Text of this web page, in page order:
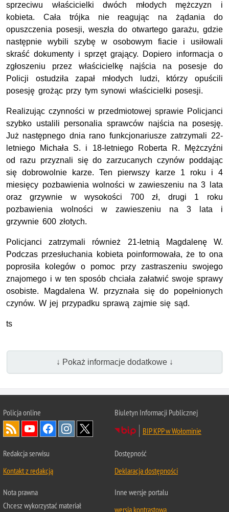
sprzeciwu właścicielki dwóch młodych mężczyzn i
kobieta. Cała trójka nie reagując na żądania do
opuszczenia posesji, weszła do otwartego garażu, gdzie
następnie wybili szybę w osobowym fiacie i usiłowali
skraść dokumenty i sprzęt grający. Dopiero informacja o
zgłoszeniu przez właścicielkę najścia na posesje do
Policji ostudziła zapał młodych ludzi, którzy opuścili
posesję grożąc przy tym synowi właścicielki posesji.
Realizując czynności w przedmiotowej sprawie Policjanci
szybko ustalili personalia sprawców najścia na posesję.
Już następnego dnia rano funkcjonariusze zatrzymali 22-
letniego Michała S. i 18-letniego Roberta R. Mężczyźni
od razu przyznali się do zarzucanych czynów poddając
się dobrowolnie karze. Ten pierwszy karze 1 roku i 4
miesięcy pozbawienia wolności w zawieszeniu na 3 lata
oraz grzywnie w wysokości 700 zł, drugi 1 roku
pozbawienia wolności w zawieszeniu na 3 lata i
grzywnie 600 złotych.
Policjanci zatrzymali również 21-letnią Magdalenę W.
Podczas przesłuchania kobieta poinformowała, że to ona
poprosiła kolegów o pomoc przy zastraszeniu swojego
znajomego i w ten sposób chciała załatwić swoje sprawy
osobiste. Magdalena W. przyznała się do popełnionych
czynów. W jej przypadku sprawą zajmie się sąd.
ts
↓ Pokaż informacje dodatkowe ↓
Policja online
Biuletyn Informacji Publicznej
BIP KPP w Wołominie
Redakcja serwisu
Kontakt z redakcją
Dostępność
Deklaracja dostępności
Nota prawna
Chcesz wykorzystać materiał
Inne wersje portalu
wersja kontrastowa